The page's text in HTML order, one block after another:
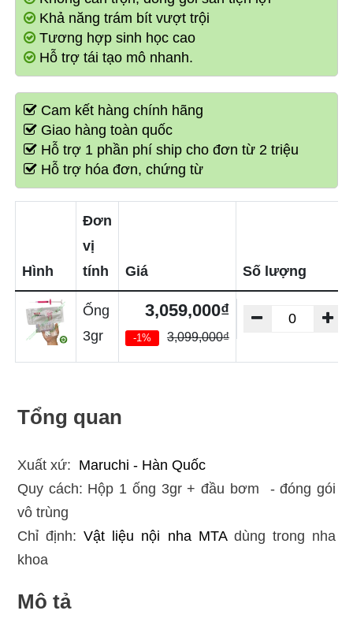
Khả năng trám bít vượt trội
Tương hợp sinh học cao
Hỗ trợ tái tạo mô nhanh.
Cam kết hàng chính hãng
Giao hàng toàn quốc
Hỗ trợ 1 phần phí ship cho đơn từ 2 triệu
Hỗ trợ hóa đơn, chứng từ
Hình
Đơn
vị
tính
Giá Số lượng
Ống
3gr
3,059,000₫
-1% 3,099,000₫
Tổng quan
Xuất xứ: Maruchi - Hàn Quốc
Quy cách: Hộp 1 ống 3gr + đầu bơm - đóng gói
vô trùng
Chỉ định:Vật liệu nội nha MTAdùng trong nha
khoa
Mô tả